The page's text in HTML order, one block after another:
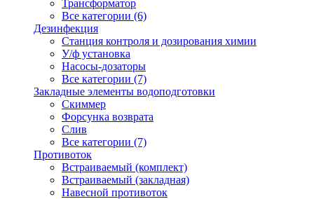
Трансформатор
Все категории (6)
Дезинфекция
Станция контроля и дозирования химии
У/ф установка
Насосы-дозаторы
Все категории (7)
Закладные элементы водоподготовки
Скиммер
Форсунка возврата
Слив
Все категории (7)
Противоток
Встраиваемый (комплект)
Встраиваемый (закладная)
Навесной противоток